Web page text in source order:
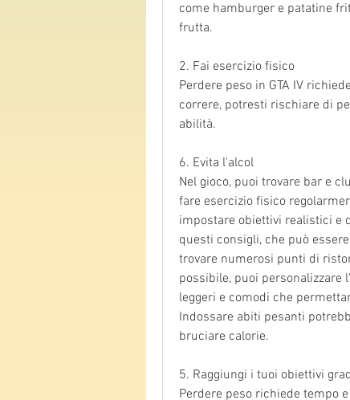
come hamburger e patatine
frutta.
2. Fai esercizio fisico
Perdere peso in GTA IV
correre, potresti rischiare di
abilità.
6. Evita l'alcol
Nel gioco, puoi trovare bar e
fare esercizio fisico
impostare obiettivi realistici e
questi consigli, che può
trovare numerosi punti di
possibile, puoi personalizzare
leggeri e comodi che
Indossare abiti pesanti
bruciare calorie.
5. Raggiungi i tuoi obiettivi
Perdere peso richiede tempo